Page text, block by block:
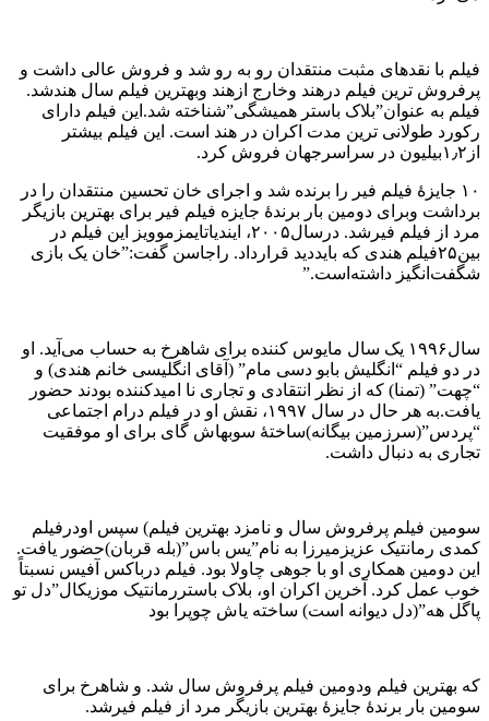
فیلم با نقدهای مثبت منتقدان رو به رو شد و فروش عالی داشت و
پرفروش ترین فیلم درهند وخارج ازهند وبهترین فیلم سال هندشد.
فیلم به عنوان”بلاک باستر همیشگی”شناخته شد.این فیلم دارای
رکورد طولانی ترین مدت اکران در هند است. این فیلم بیشتر
از۱٫۲بیلیون در سراسرجهان فروش کرد.
۱۰ جایزهٔ فیلم فیر را برنده شد و اجرای خان تحسین منتقدان را در
برداشت وبرای دومین بار برندهٔ جایزه فیلم فیر برای بهترین بازیگر
مرد از فیلم فیرشد. درسال۲۰۰۵، ایندیاتایمزموویز این فیلم در
بین۲۵فیلم هندی که بایددید قرارداد. راجاسن گفت:”خان یک بازی
شگفت‌انگیز داشته‌است.”
سال۱۹۹۶ یک سال مایوس کننده برای شاهرخ به حساب می‌آید. او
در دو فیلم “انگلیش بابو دسی مام” (آقای انگلیسی خانم هندی) و
“چهت” (تمنا) که از نظر انتقادی و تجاری نا امیدکننده بودند حضور
یافت.به هر حال در سال ۱۹۹۷، نقش او در فیلم درام اجتماعی
“پردس”(سرزمین بیگانه)ساختهٔ سوبهاش گای برای او موفقیت
تجاری به دنبال داشت.
سومین فیلم پرفروش سال و نامزد بهترین فیلم) سپس اودرفیلم
کمدی رمانتیک عزیزمیرزا به نام”یس باس”(بله قربان)حضور یافت.
این دومین همکاری او با جوهی چاولا بود. فیلم درباکس آفیس نسبتاً
خوب عمل کرد. آخرین اکران او، بلاک باستررمانتیک موزیکال”دل تو
پاگل هه”(دل دیوانه است) ساخته یاش چوپرا بود
که بهترین فیلم ودومین فیلم پرفروش سال شد. و شاهرخ برای
سومین بار برندهٔ جایزهٔ بهترین بازیگر مرد از فیلم فیرشد.